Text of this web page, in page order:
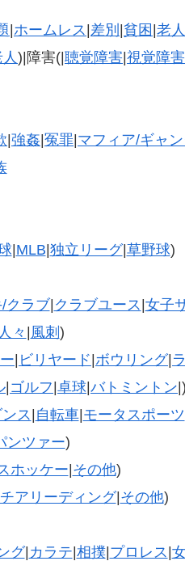
|ホームレス |差別 |貧困 |老人
)|障害(|聴覚障害|視覚障害
|強姦|冤罪|マフィア/ギャ
|MLB|独立リーグ|草野球)
クラブ| クラブユース |女子
々 | 風刺 )
| ビリヤード|ボウリング|
| ゴルフ|卓球|バトミントン
ス | 自転車|モータスポーツ
ンツァー)
ホッケー|その他)
チアリーディング|その他)
グ| カラテ|相撲|プロレス |